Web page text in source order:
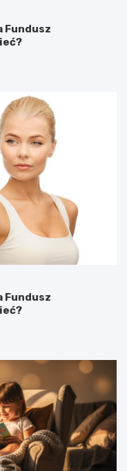
Fundusz
Fundusz